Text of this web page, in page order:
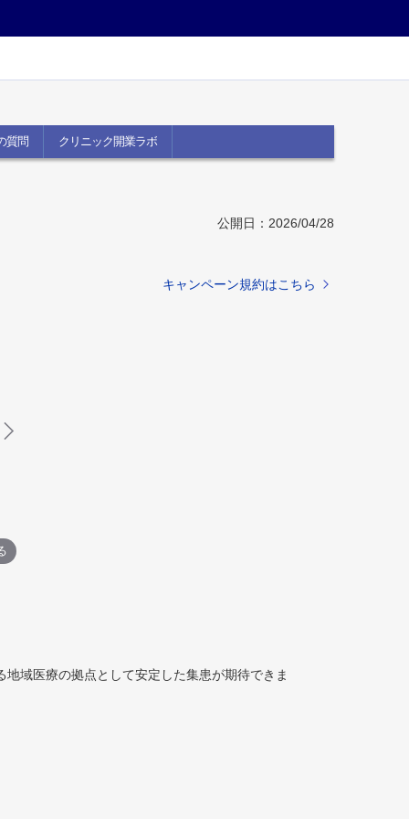
質問 クリニック開業ラボ
公開日：2026/04/28
キャンペーン規約はこちら
域医療の拠点として安定した集患が期待できま